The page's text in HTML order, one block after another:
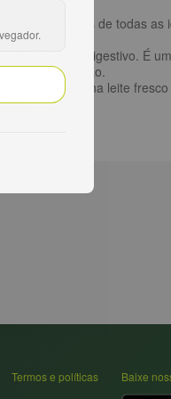
para pessoas de todas
necessária.
desconforto digestivo. É
e a nutrição.
sempre tenha leite
Termos e políticas
Baixe